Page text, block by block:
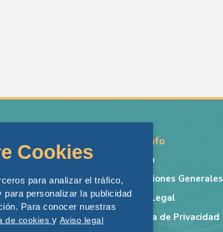
Cookies
para analizar el tráfico,
personalizar la publicidad
Para conocer nuestras
de cookies y Aviso legal
Alicante
Tabarca Boat Tour
Costa Boat Tour
Banana
Alquiler Privado
Más info
Lancha
Condiciones Generales
Aviso Legal
Política de Privacidad